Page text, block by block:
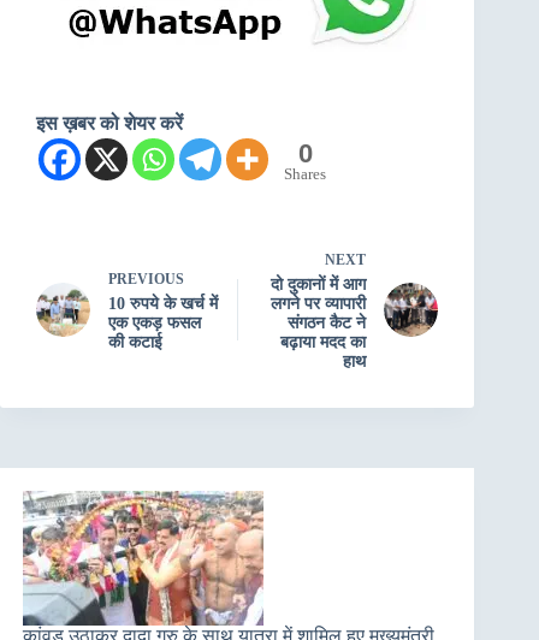
इस ख़बर को शेयर करें
0
Shares
PREVIOUS
10 रुपये के खर्च में
एक एकड़ फसल
की कटाई
NEXT
दो दुकानों में आग
लगने पर व्यापारी
संगठन कैट ने
बढ़ाया मदद का
हाथ
कांवड़ उठाकर दादा गुरु के साथ यात्रा में शामिल हुए मुख्यमंत्री